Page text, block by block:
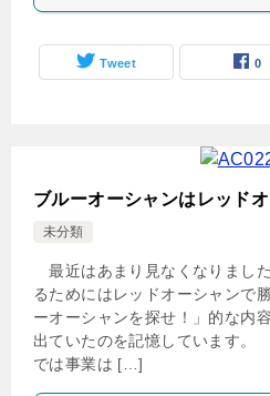
Tweet 0
ブルーオーシャンはレッド
未分類
最近はあまり見なくなりまし
るためにはレッドオーシャンで
ーオーシャンを探せ！」的な内
出ていたのを記憶しています
では事業は […]